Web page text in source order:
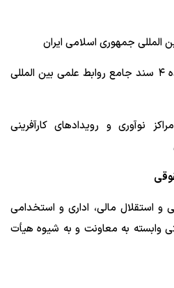
جمهوری اسلامی ایران
ستاد: ستاد موضوع بند ۲ ماده ۴ سند جامع روابط علمی بین المللی
نوآوری و رویدادهای کارآفرینی
استقلال مالی، اداری و استخدامی
به معاونت و به شیوه هیأت